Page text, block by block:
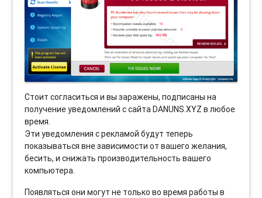
Стоит согласиться и вы заражены, подписаны на
получение уведомлений с сайта DANUNS.XYZ в любое
время.
Эти уведомления с рекламой будут теперь
показываться вне зависимости от вашего желания,
бесить, и снижать производительность вашего
компьютера.
Появляться они могут не только во время работы в